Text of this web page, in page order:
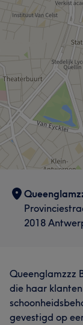
2018
Queenglamzzz
die haar
gevestigd op